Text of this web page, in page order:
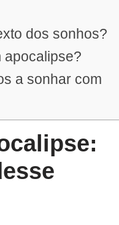
dos sonhos?
apocalipse?
a sonhar com